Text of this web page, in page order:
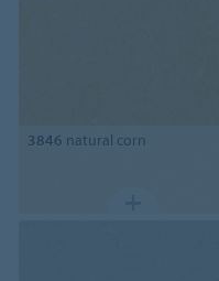
3846 natural corn